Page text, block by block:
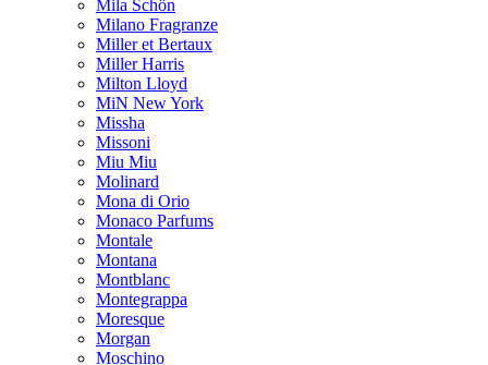
Mila Schön
Milano Fragranze
Miller et Bertaux
Miller Harris
Milton Lloyd
MiN New York
Missha
Missoni
Miu Miu
Molinard
Mona di Orio
Monaco Parfums
Montale
Montana
Montblanc
Montegrappa
Moresque
Morgan
Moschino